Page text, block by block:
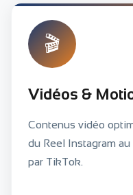
🎬
Vidéos &
Contenus vidéo
du Reel Instagram
par TikTok.